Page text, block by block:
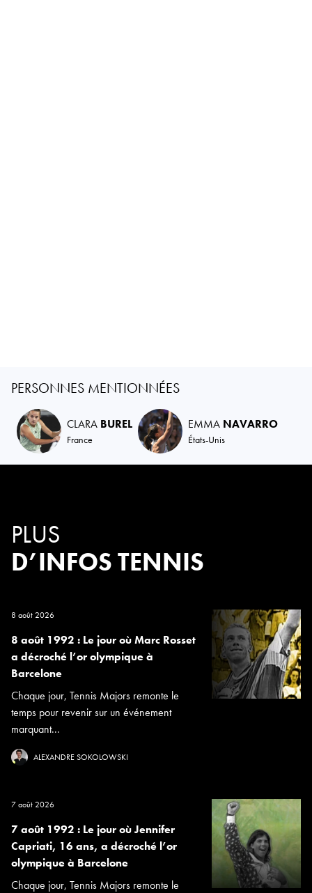
PERSONNES MENTIONNÉES
CLARA BUREL
France
EMMA NAVARRO
États-Unis
PLUS
D’INFOS TENNIS
8 août 2026
8 août 1992 : Le jour où Marc Rosset
a décroché l’or olympique à
Barcelone
Chaque jour, Tennis Majors remonte le
temps pour revenir sur un événement
marquant...
ALEXANDRE SOKOLOWSKI
7 août 2026
7 août 1992 : Le jour où Jennifer
Capriati, 16 ans, a décroché l’or
olympique à Barcelone
Chaque jour, Tennis Majors remonte le